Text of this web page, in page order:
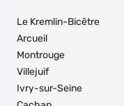
7.79 km
Le Kremlin-Bicêtre
Arcueil
Montrouge
Villejuif
Ivry-sur-Seine